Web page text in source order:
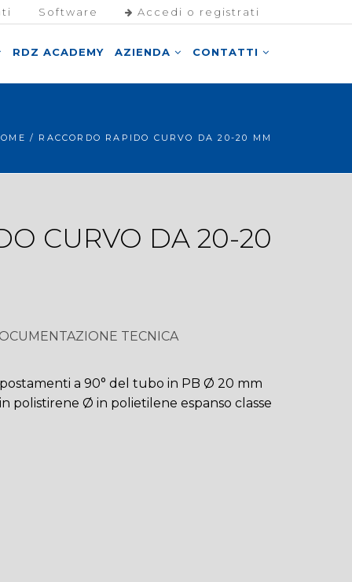
Software Accedi o registrati
RDZ ACADEMY AZIENDA CONTATTI
/ RACCORDO RAPIDO CURVO DA 20-20 MM
CURVO DA 20-20
TECNICA
a 90° del tubo in PB Ø 20 mm
polistirene Ø in polietilene espanso classe